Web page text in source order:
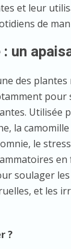
et leur
de
un
des plantes
pour
Utilisée
la
le
soulager
et les
?